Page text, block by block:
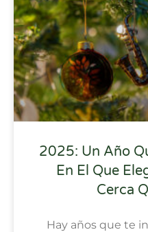
2025: Un Año
En El Que
Cerca
Hay años que te